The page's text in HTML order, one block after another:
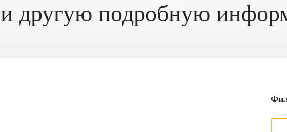
и другую подробную